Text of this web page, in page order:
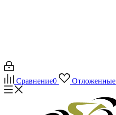
Сравнение0 Отложенные